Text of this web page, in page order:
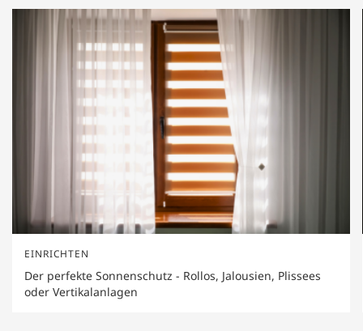
Der perfekte Sonnenschutz - Rollos, Jalousien, Plissees
oder Vertikalanlagen
EINRICHTEN